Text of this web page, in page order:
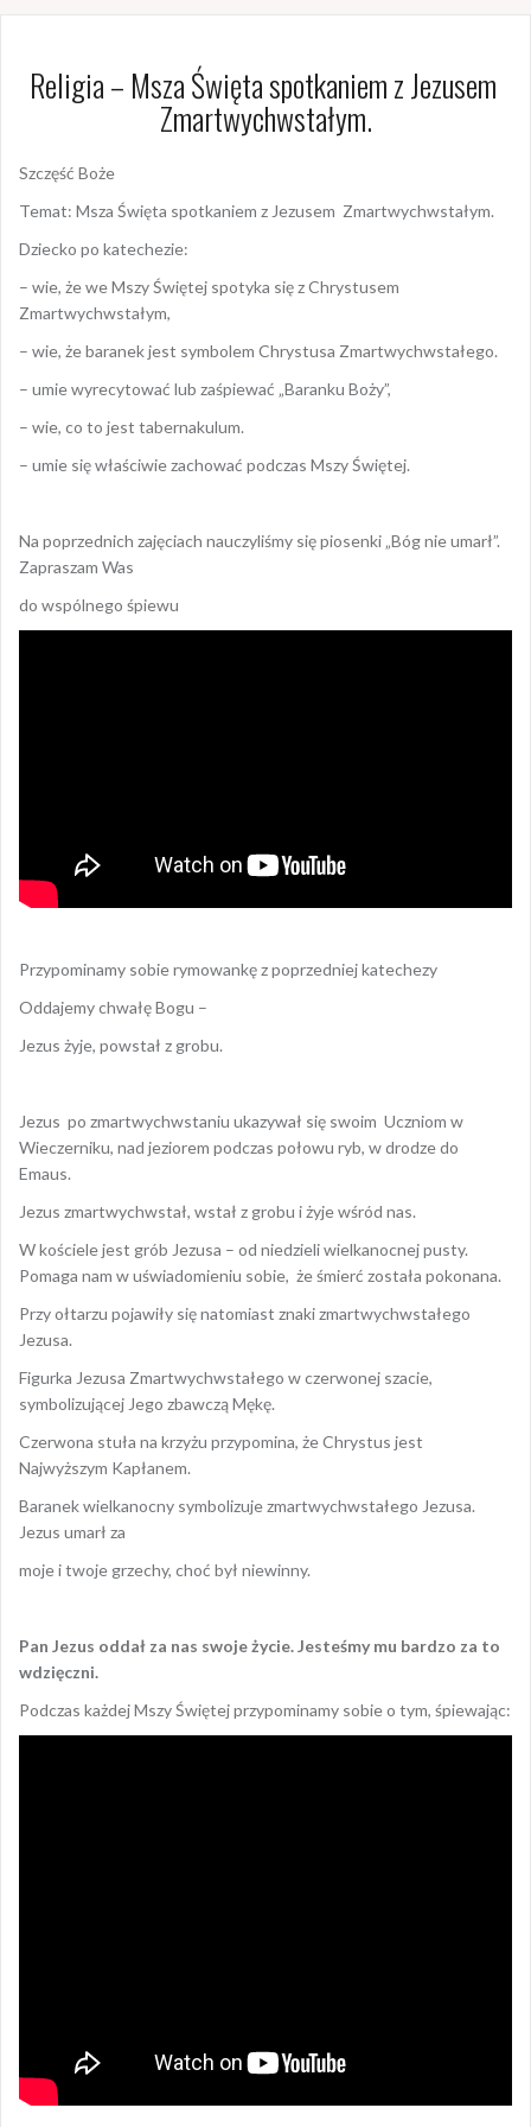
Religia – Msza Święta spotkaniem z Jezusem
Zmartwychwstałym.
Szczęść Boże
Temat: Msza Święta spotkaniem z Jezusem Zmartwychwstałym.
Dziecko po katechezie:
– wie, że we Mszy Świętej spotyka się z Chrystusem
Zmartwychwstałym,
– wie, że baranek jest symbolem Chrystusa Zmartwychwstałego.
– umie wyrecytować lub zaśpiewać „Baranku Boży”,
– wie, co to jest tabernakulum.
– umie się właściwie zachować podczas Mszy Świętej.
Na poprzednich zajęciach nauczyliśmy się piosenki „Bóg nie umarł”.
Zapraszam Was
do wspólnego śpiewu
Przypominamy sobie rymowankę z poprzedniej katechezy
Oddajemy chwałę Bogu –
Jezus żyje, powstał z grobu.
Jezus po zmartwychwstaniu ukazywał się swoim Uczniom w
Wieczerniku, nad jeziorem podczas połowu ryb, w drodze do
Emaus.
Jezus zmartwychwstał, wstał z grobu i żyje wśród nas.
W kościele jest grób Jezusa – od niedzieli wielkanocnej pusty.
Pomaga nam w uświadomieniu sobie, że śmierć została pokonana.
Przy ołtarzu pojawiły się natomiast znaki zmartwychwstałego
Jezusa.
Figurka Jezusa Zmartwychwstałego w czerwonej szacie,
symbolizującej Jego zbawczą Mękę.
Czerwona stuła na krzyżu przypomina, że Chrystus jest
Najwyższym Kapłanem.
Baranek wielkanocny symbolizuje zmartwychwstałego Jezusa.
Jezus umarł za
moje i twoje grzechy, choć był niewinny.
Pan Jezus oddał za nas swoje życie. Jesteśmy mu bardzo za to
wdzięczni.
Podczas każdej Mszy Świętej przypominamy sobie o tym, śpiewając: